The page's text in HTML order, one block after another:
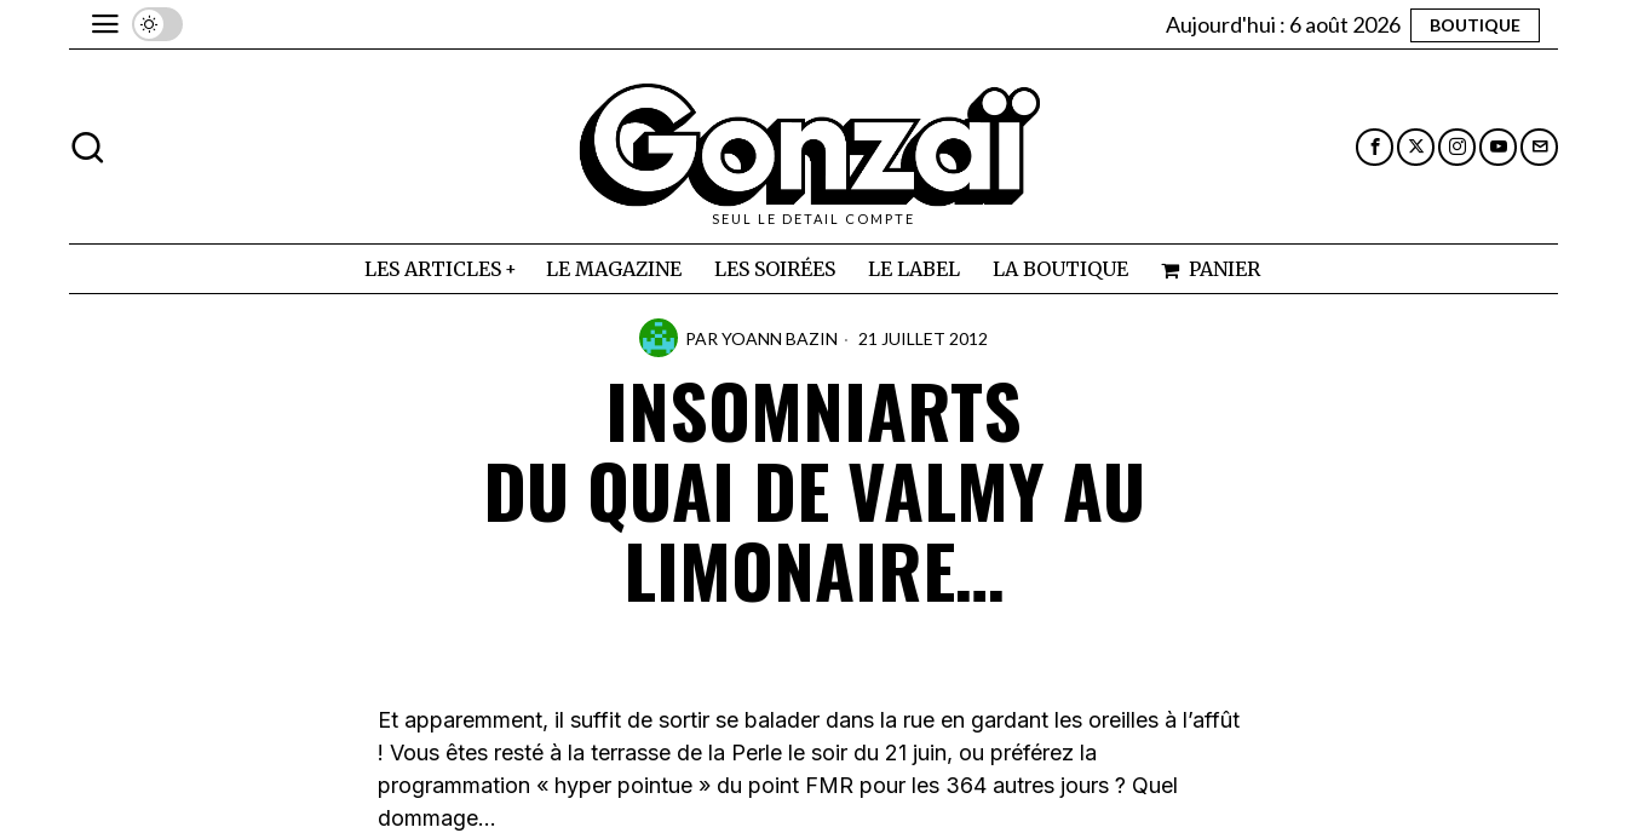
Aujourd'hui : 6 août 2026 BOUTIQUE
SEUL LE DETAIL COMPTE
LES ARTICLES LE MAGAZINE LES SOIRÉES LE LABEL LA BOUTIQUE PANIER
PAR YOANN BAZIN 21 JUILLET 2012
INSOMNIARTS
DU QUAI DE VALMY AU
LIMONAIRE…
Et apparemment, il suffit de sortir se balader dans la rue en gardant les oreilles à l’affût
! Vous êtes resté à la terrasse de la Perle le soir du 21 juin, ou préférez la
programmation « hyper pointue » du point FMR pour les 364 autres jours ? Quel
dommage…